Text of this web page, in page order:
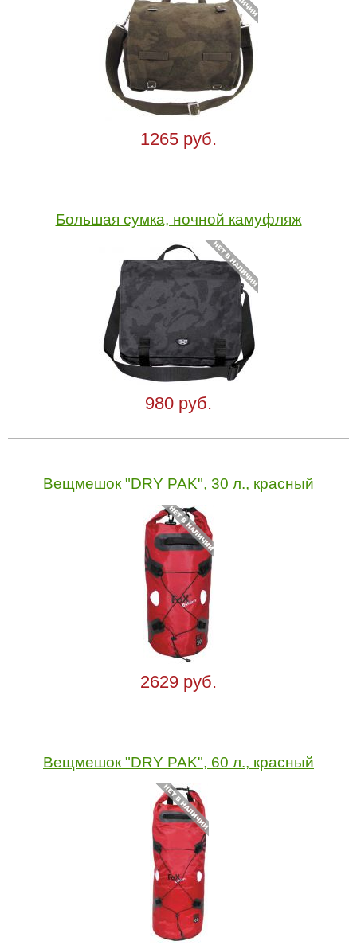
1265 руб.
Большая сумка, ночной камуфляж
980 руб.
Вещмешок "DRY PAK", 30 л., красный
2629 руб.
Вещмешок "DRY PAK", 60 л., красный